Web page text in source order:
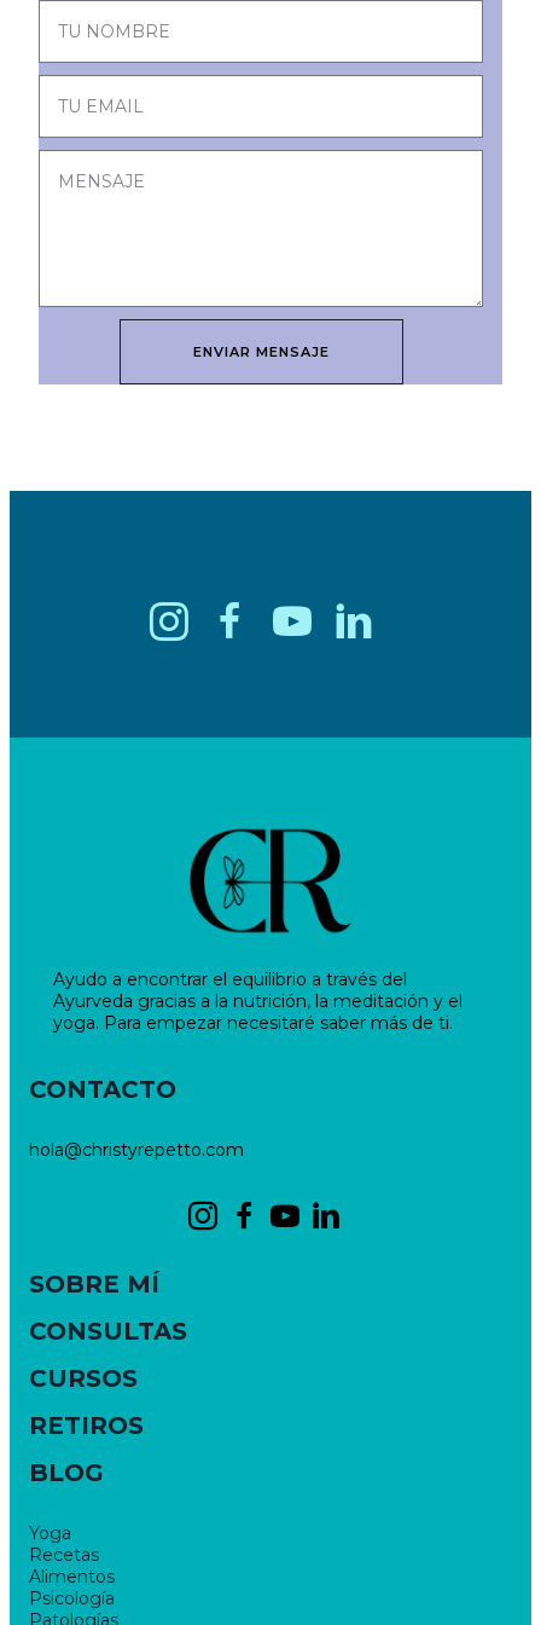
ENVIAR MENSAJE
Ayudo a encontrar el equilibrio a través del
Ayurveda gracias a la nutrición, la meditación y el
yoga. Para empezar necesitaré saber más de ti.
CONTACTO
hola@christyrepetto.com
SOBRE MÍ
CONSULTAS
CURSOS
RETIROS
BLOG
Yoga
Recetas
Alimentos
Psicología
Patologías